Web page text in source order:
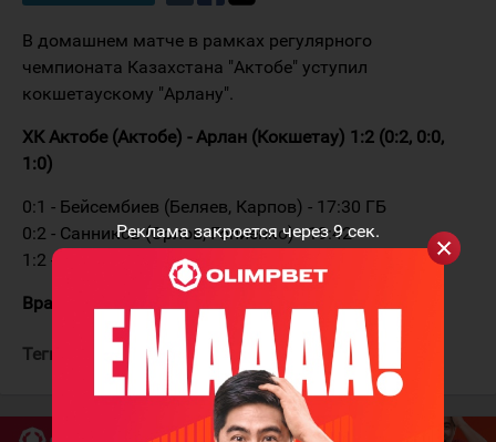
Реклама закроется через9сек.
В домашнем матче в рамках регулярного
чемпионата Казахстана "Актобе" уступил
кокшетаускому "Арлану".
ХК Актобе (Актобе) - Арлан (Кокшетау) 1:2 (0:2, 0:0,
1:0)
0:1 - Бейсембиев (Беляев, Карпов) - 17:30 ГБ
0:2 - Санников (Орлов, Гопиенко) - 19:42
1:2 - Петров (Киселёв, Сапарбек) - 52:25
Вратари:
Теги: ХК Актобе Арлан